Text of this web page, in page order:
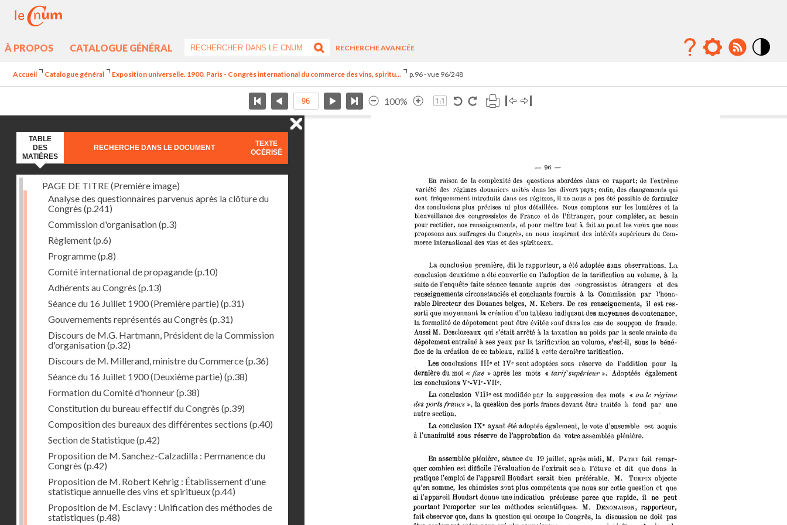
À PROPOS CATALOGUE GÉNÉRAL
RECHERCHE AVANCÉE
Accueil Catalogue général Exposition universelle. 1900. Paris - Congrès international du commerce des vins, spiritu... p.96 - vue 96/248
100%
TABLE
DES
MATIÈRES
RECHERCHE DANS LE DOCUMENT
TEXTE
OCÉRISÉ
PAGE DE TITRE (Première image)
Analyse des questionnaires parvenus après la clôture du
Congrès (p.241)
Commission d'organisation(p.3)
Règlement(p.6)
Programme(p.8)
Comité international de propagande(p.10)
Adhérents au Congrès (p.13)
Séance du 16 Juillet 1900 (Première partie) (p.31)
Gouvernements représentés au Congrès (p.31)
Discours de M.G. Hartmann, Président de la Commission
d'organisation(p.32)
Discours de M. Millerand, ministre du Commerce(p.36)
Séance du 16 Juillet 1900 (Deuxième partie) (p.38)
Formation du Comité d'honneur(p.38)
Constitution du bureau effectif du Congrès (p.39)
Composition des bureaux des différentes sections (p.40)
Section de Statistique(p.42)
Proposition de M. Sanchez-Calzadilla : Permanence du
Congrès (p.42)
Proposition de M. Robert Kehrig : Établissement d'une
statistique annuelle des vins et spiritueux(p.44)
Proposition de M. Esclavy : Unification des méthodes de
statistiques (p.48)